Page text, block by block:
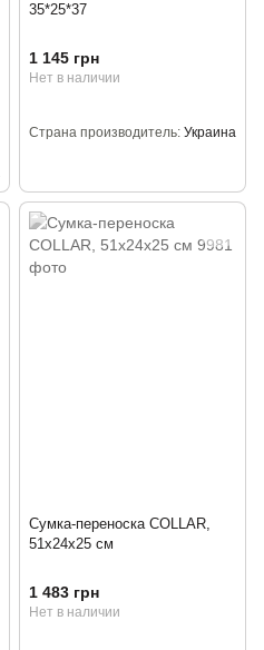
35*25*37
1 145 грн
Нет в наличии
Страна производитель Украина
Сумка-переноска COLLAR,
51x24x25 см
1 483 грн
Нет в наличии